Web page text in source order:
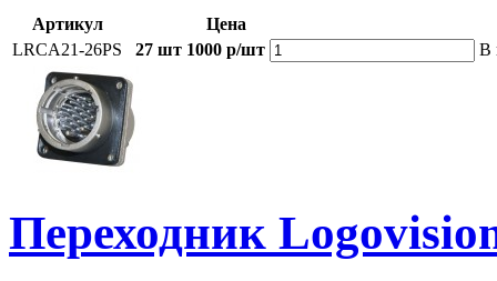
Артикул
Цена
LRCA21-26PS
27 шт 1000 р/шт В
Переходник